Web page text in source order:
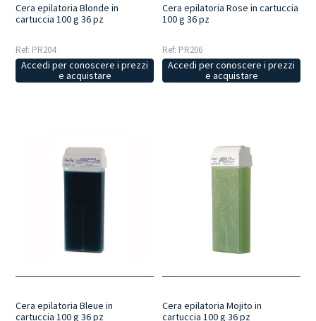
Cera epilatoria Blonde in
cartuccia 100 g 36 pz
Ref: PR204
Accedi per conoscere i prezzi
e acquistare
Cera epilatoria Rose in cartuccia
100 g 36 pz
Ref: PR206
Accedi per conoscere i prezzi
e acquistare
Cera epilatoria Bleue in
cartuccia 100 g 36 pz
Cera epilatoria Mojito in
cartuccia 100 g 36 pz